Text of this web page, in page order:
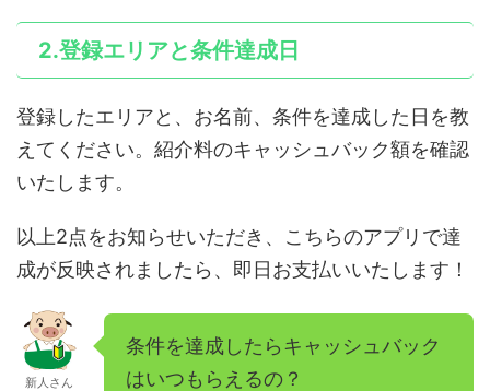
2.登録エリアと条件達成日
登録したエリアと、お名前、条件を達成した日を教
えてください。紹介料のキャッシュバック額を確認
いたします。
以上2点をお知らせいただき、こちらのアプリで達
成が反映されましたら、即日お支払いいたします！
新人さん
条件を達成したらキャッシュバック
はいつもらえるの？